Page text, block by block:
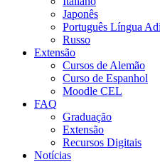
Japonês
Português Língua
Russo
Extensão
Cursos de Alemão
Curso de Espanhol
Moodle CEL
FAQ
Graduação
Extensão
Recursos Digitais
Notícias